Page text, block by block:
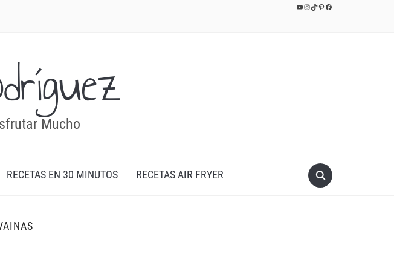
YouTube
Instagram
TikTok
Pinterest
Facebook
Mucho
RECETAS EN 30 MINUTOS RECETAS AIR FRYER